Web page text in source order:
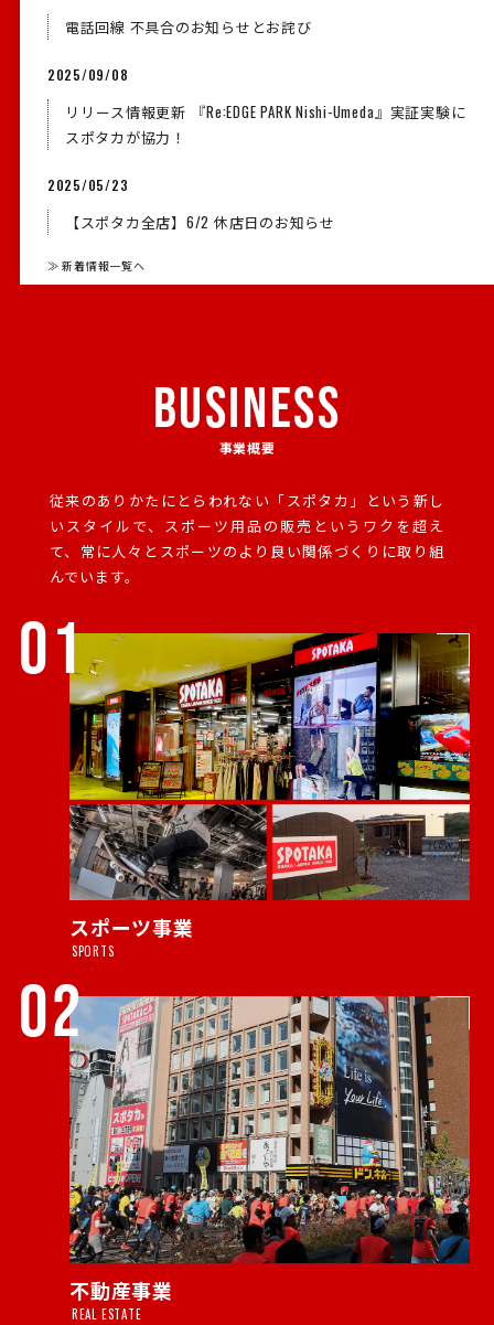
電話回線 不具合のお知らせとお詫び
2025/09/08
リリース情報更新 『Re:EDGE PARK Nishi-Umeda』実証実験に
スポタカが協力！
2025/05/23
【スポタカ全店】6/2 休店日のお知らせ
≫ 新着情報一覧へ
BUSINESS
事業概要
従来のありかたにとらわれない「スポタカ」という新し
いスタイルで、 スポーツ用品の販売というワクを超え
て、常に人々とスポーツのより良い関係づくりに取り組
んでいます。
01
スポーツ事業
SPORTS
02
不動産事業
REAL ESTATE